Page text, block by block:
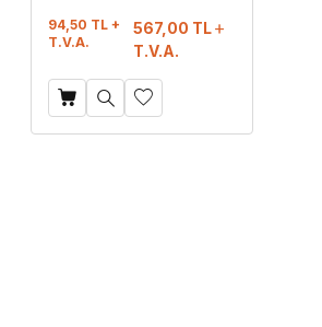
94,50 TL +
T.V.A.
567,00 TL
T.V.A.